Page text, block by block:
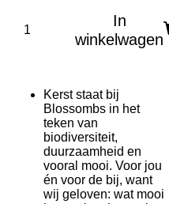
In
winkelwagen
Kerst staat bij
Blossombs in het
teken van
biodiversiteit,
duurzaamheid en
vooral mooi. Voor jou
én voor de bij, want
wij geloven: wat mooi